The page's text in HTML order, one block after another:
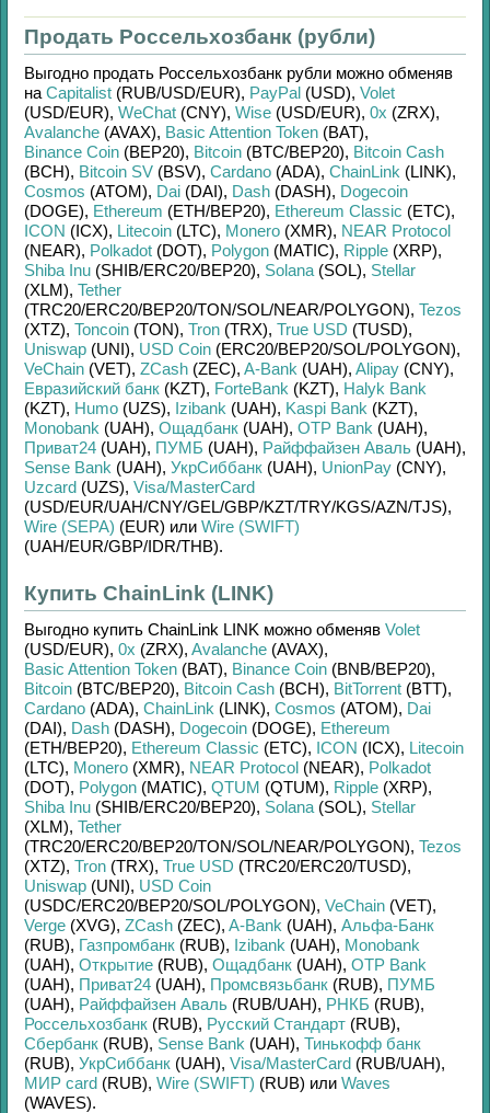
Продать Россельхозбанк (рубли)
Выгодно продать Россельхозбанк рубли можно обменяв
на Capitalist (RUB/USD/EUR), PayPal (USD), Volet
(USD/EUR), WeChat (CNY), Wise (USD/EUR), 0x (ZRX),
Avalanche (AVAX), Basic Attention Token (BAT),
Binance Coin (BEP20), Bitcoin (BTC/BEP20), Bitcoin Cash
(BCH), Bitcoin SV (BSV), Cardano (ADA), ChainLink (LINK),
Cosmos (ATOM), Dai (DAI), Dash (DASH), Dogecoin
(DOGE), Ethereum (ETH/BEP20), Ethereum Classic (ETC),
ICON (ICX), Litecoin (LTC), Monero (XMR), NEAR Protocol
(NEAR), Polkadot (DOT), Polygon (MATIC), Ripple (XRP),
Shiba Inu (SHIB/ERC20/BEP20), Solana (SOL), Stellar
(XLM), Tether
(TRC20/ERC20/BEP20/TON/SOL/NEAR/POLYGON), Tezos
(XTZ), Toncoin (TON), Tron (TRX), True USD (TUSD),
Uniswap (UNI), USD Coin (ERC20/BEP20/SOL/POLYGON),
VeChain (VET), ZCash (ZEC), A-Bank (UAH), Alipay (CNY),
Евразийский банк (KZT), ForteBank (KZT), Halyk Bank
(KZT), Humo (UZS), Izibank (UAH), Kaspi Bank (KZT),
Monobank (UAH), Ощадбанк (UAH), OTP Bank (UAH),
Приват24 (UAH), ПУМБ (UAH), Райффайзен Аваль (UAH),
Sense Bank (UAH), УкрСиббанк (UAH), UnionPay (CNY),
Uzcard (UZS), Visa/MasterCard
(USD/EUR/UAH/CNY/GEL/GBP/KZT/TRY/KGS/AZN/TJS),
Wire (SEPA) (EUR) или Wire (SWIFT)
(UAH/EUR/GBP/IDR/THB).
Купить ChainLink (LINK)
Выгодно купить ChainLink LINK можно обменяв Volet
(USD/EUR), 0x (ZRX), Avalanche (AVAX),
Basic Attention Token (BAT), Binance Coin (BNB/BEP20),
Bitcoin (BTC/BEP20), Bitcoin Cash (BCH), BitTorrent (BTT),
Cardano (ADA), ChainLink (LINK), Cosmos (ATOM), Dai
(DAI), Dash (DASH), Dogecoin (DOGE), Ethereum
(ETH/BEP20), Ethereum Classic (ETC), ICON (ICX), Litecoin
(LTC), Monero (XMR), NEAR Protocol (NEAR), Polkadot
(DOT), Polygon (MATIC), QTUM (QTUM), Ripple (XRP),
Shiba Inu (SHIB/ERC20/BEP20), Solana (SOL), Stellar
(XLM), Tether
(TRC20/ERC20/BEP20/TON/SOL/NEAR/POLYGON), Tezos
(XTZ), Tron (TRX), True USD (TRC20/ERC20/TUSD),
Uniswap (UNI), USD Coin
(USDC/ERC20/BEP20/SOL/POLYGON), VeChain (VET),
Verge (XVG), ZCash (ZEC), A-Bank (UAH), Альфа-Банк
(RUB), Газпромбанк (RUB), Izibank (UAH), Monobank
(UAH), Открытие (RUB), Ощадбанк (UAH), OTP Bank
(UAH), Приват24 (UAH), Промсвязьбанк (RUB), ПУМБ
(UAH), Райффайзен Аваль (RUB/UAH), РНКБ (RUB),
Россельхозбанк (RUB), Русский Стандарт (RUB),
Сбербанк (RUB), Sense Bank (UAH), Тинькофф банк
(RUB), УкрСиббанк (UAH), Visa/MasterCard (RUB/UAH),
МИР card (RUB), Wire (SWIFT) (RUB) или Waves
(WAVES).